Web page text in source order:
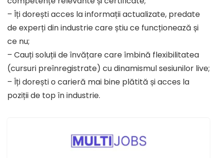
– Îți dorești acces la informații actualizate, predate
de experți din industrie care știu ce funcționează și
ce nu;
– Cauți soluții de învățare care îmbină flexibilitatea
(cursuri preînregistrate) cu dinamismul sesiunilor live;
– Îți dorești o carieră mai bine plătită și acces la
poziții de top în industrie.